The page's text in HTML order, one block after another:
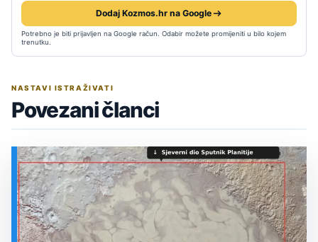
Dodaj Kozmos.hr na Google
Potrebno je biti prijavljen na Google račun. Odabir možete promijeniti u bilo kojem
trenutku.
NASTAVI ISTRAŽIVATI
Povezani članci